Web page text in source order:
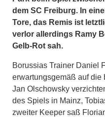
dem SC Freiburg. In
Tore, das Remis ist
verlor allerdings Ramy
Gelb-Rot sah.
Borussias Trainer Daniel
erwartungsgemäß auf die
Jan Olschowsky
des Spiels in Mainz,
zweiter Keeper saß